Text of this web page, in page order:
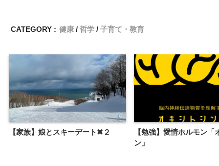
CATEGORY : 健康 哲学 子育て・教育
【家族】娘とスキーデート✖︎２
【勉強】愛情ホルモン「
ン」